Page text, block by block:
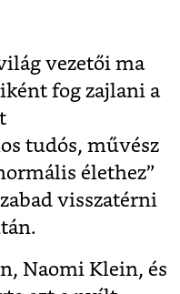
vezetői ma
fog zajlani a
tudós, művész
élethez”
visszatérni
Naomi Klein, és